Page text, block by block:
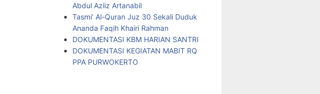
Abdul Aziiz Artanabil
Tasmi’ Al-Quran Juz 30 Sekali Duduk
Ananda Faqih Khairi Rahman
DOKUMENTASI KBM HARIAN SANTRI
DOKUMENTASI KEGIATAN MABIT RQ
PPA PURWOKERTO